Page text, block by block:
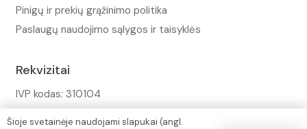
Pinigų ir prekių grąžinimo politika
Paslaugų naudojimo sąlygos ir taisyklės
Rekvizitai
IVP kodas: 310104
Šioje svetainėje naudojami slapukai (angl.